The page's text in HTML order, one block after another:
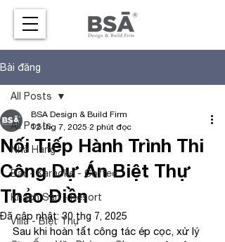
Bài đăng
All Posts
Nhà Hàng
Bar - Karaoke - Coffee
Khách Sạn - Resort
Villa - Biệt Thự
All Posts
Nối Tiếp Hành Trình Thi
Công Dự Án Biệt Thự
Thảo Điền
BSA Design & Build Firm
12 thg 7, 2025 2 phút đọc
Đã cập nhật:30 thg 7, 2025
Sau khi hoàn tất công tác ép cọc, xử lý